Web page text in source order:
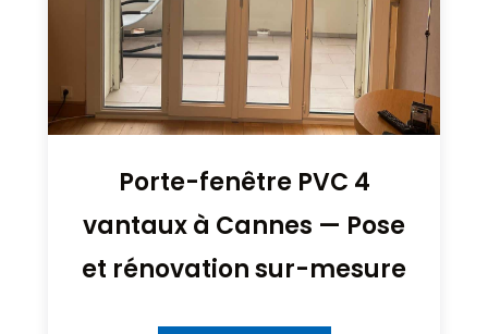
Porte-fenêtre PVC 4
vantaux à Cannes — Pose
et rénovation sur-mesure